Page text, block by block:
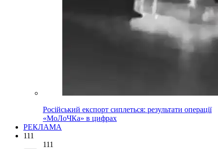
Російський експорт сиплеться: результати операції
«МоЛоЧКа» в цифрах
РЕКЛАМА
111
111